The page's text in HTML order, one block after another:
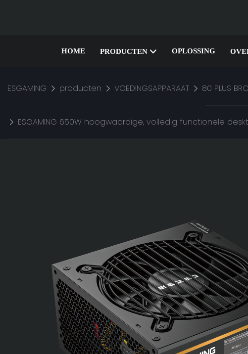
HOME PRODUCTEN OPLOSSING
ESGAMING producten VOEDINGSAPPARAAT 80 PLUS
ESGAMING 650W hoogwaardige, volledig functionele